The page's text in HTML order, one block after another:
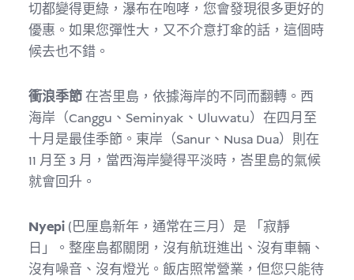
切都變得更綠，瀑布在咆哮，您會發現很多更好的
優惠。如果您彈性大，又不介意打傘的話，這個時
候去也不錯。
衝浪季節在峇里島，依據海岸的不同而翻轉。西
海岸（Canggu、Seminyak、Uluwatu）在四月至
十月是最佳季節。東岸（Sanur、Nusa Dua）則在
11 月至 3 月，當西海岸變得平淡時，峇里島的氣候
就會回升。
Nyepi (巴厘島新年，通常在三月）是 「寂靜
日」。整座島都關閉，沒有航班進出、沒有車輛、
沒有噪音、沒有燈光。飯店照常營業，但您只能待